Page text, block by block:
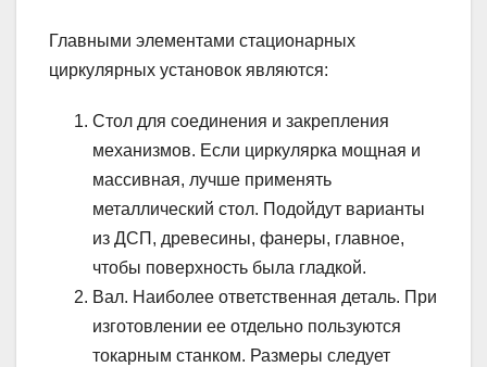
Главными элементами стационарных
циркулярных установок являются:
Стол для соединения и закрепления
механизмов. Если циркулярка мощная и
массивная, лучше применять
металлический стол. Подойдут варианты
из ДСП, древесины, фанеры, главное,
чтобы поверхность была гладкой.
Вал. Наиболее ответственная деталь. При
изготовлении ее отдельно пользуются
токарным станком. Размеры следует